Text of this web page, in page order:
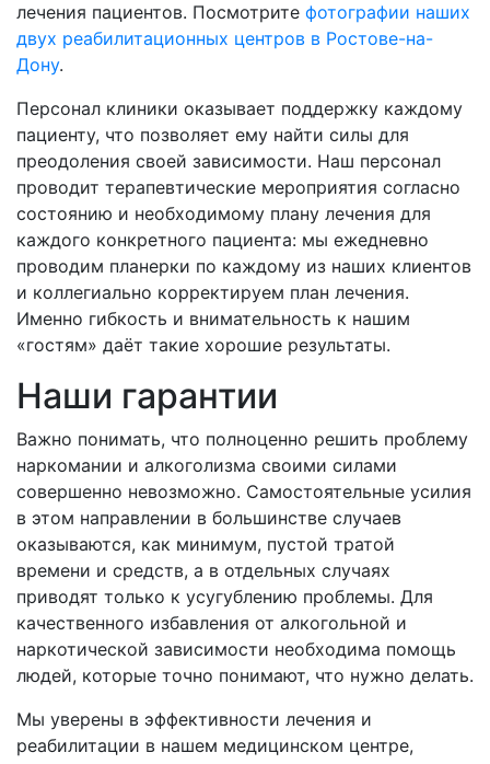
лечения пациентов. Посмотрите фотографии наших
двух реабилитационных центров в Ростове-на-
Дону.
Персонал клиники оказывает поддержку каждому
пациенту, что позволяет ему найти силы для
преодоления своей зависимости. Наш персонал
проводит терапевтические мероприятия согласно
состоянию и необходимому плану лечения для
каждого конкретного пациента: мы ежедневно
проводим планерки по каждому из наших клиентов
и коллегиально корректируем план лечения.
Именно гибкость и внимательность к нашим
«гостям» даёт такие хорошие результаты.
Наши гарантии
Важно понимать, что полноценно решить проблему
наркомании и алкоголизма своими силами
совершенно невозможно. Самостоятельные усилия
в этом направлении в большинстве случаев
оказываются, как минимум, пустой тратой
времени и средств, а в отдельных случаях
приводят только к усугублению проблемы. Для
качественного избавления от алкогольной и
наркотической зависимости необходима помощь
людей, которые точно понимают, что нужно делать.
Мы уверены в эффективности лечения и
реабилитации в нашем медицинском центре,